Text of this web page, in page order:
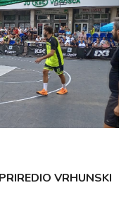
VRHUNSKI